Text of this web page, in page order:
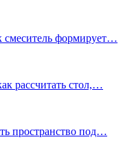
смеситель формирует…
рассчитать стол,…
пространство под…